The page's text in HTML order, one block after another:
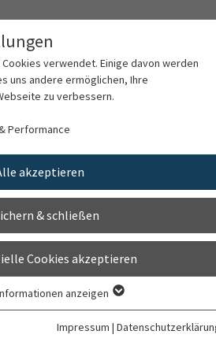
Familiengesundheit
PD Dr. Markus Moessner
2014-2018
verwendet. Einige davon werden
uns andere ermöglichen, Ihre
zu verbessern.
Performance
akzeptieren
& schließen
Cookies akzeptieren
grundlegende Funktionen der Webseite
dass die Webseite einwandfrei
anzeigen
Impressum |